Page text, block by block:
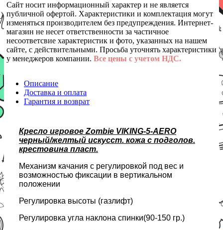
Сайт носит информационный характер и не является
публичной офертой. Характеристики и комплектация могут
изменяться производителем без предупреждения. Интернет-
магазин не несет ответственности за частичное
несоответсвие характеристик и фото, указанных на нашем
сайте, с действительными. Просьба уточнять характеристики
у менеджеров компании. Все цены с учетом НДС.
Описание
Доставка и оплата
Гарантия и возврат
Кресло игровое Zombie VIKING-5-AERO
черный/желтый искусст. кожа с подголов.
крестовина пласт.
Механизм качания с регулировкой под вес и
возможностью фиксации в вертикальном
положении
Регулировка высоты (газлифт)
Регулировка угла наклона спинки(90-150 гр.)